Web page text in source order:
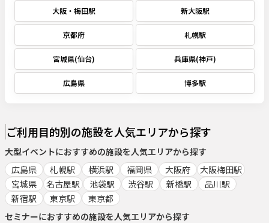
大阪・梅田駅 新大阪駅
京都府 札幌駅
宮城県(仙台) 兵庫県(神戸)
広島県 博多駅
ご利用目的別の施設を人気エリアから探す
大型イベントにおすすめの施設を人気エリアから探す
広島県
札幌駅 横浜駅 福岡県 大阪府
大阪梅田駅
宮城県
名古屋駅 池袋駅 渋谷駅 新橋駅
品川駅
新宿駅
東京駅
東京都
セミナーにおすすめの施設を人気エリアから探す